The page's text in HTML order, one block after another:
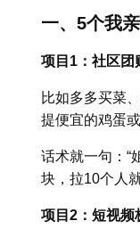
一、5个我
项目1：社区团
比如多多买菜
提便宜的鸡蛋
话术就一句：“
块，拉10个人
项目2：短视频